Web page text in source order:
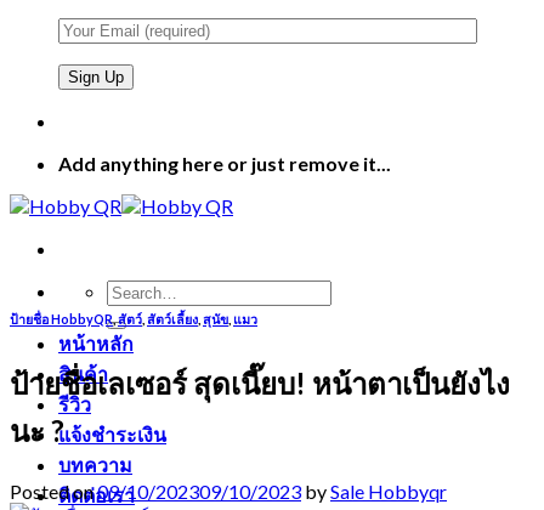
Add anything here or just remove it...
Search
for:
หน้าหลัก
สินค้า
รีวิว
แจ้งชำระเงิน
บทความ
ติดต่อเรา
ป้ายชื่อ HobbyQR,สัตว์ สัตว์เลี้ยง สุนัข แมว
ป้ายชื่อเลเซอร์ สุดเนี๊ยบ! หน้าตาเป็นยังไง
นะ ?
Posted on09/10/202309/10/2023 bySale Hobbyqr